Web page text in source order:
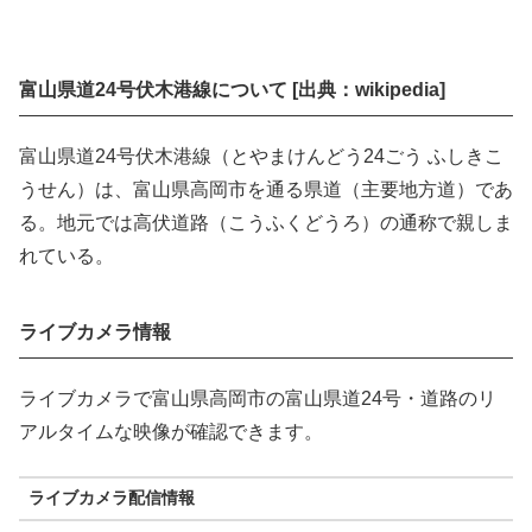
富山県道24号伏木港線について [出典：wikipedia]
富山県道24号伏木港線（とやまけんどう24ごう ふしきこ
うせん）は、富山県高岡市を通る県道（主要地方道）であ
る。地元では高伏道路（こうふくどうろ）の通称で親しま
れている。
ライブカメラ情報
ライブカメラで富山県高岡市の富山県道24号・道路のリ
アルタイムな映像が確認できます。
ライブカメラ配信情報